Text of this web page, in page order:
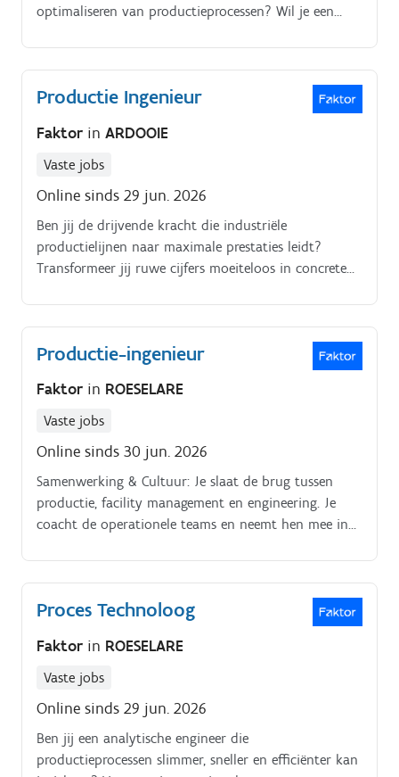
optimaliseren van productieprocessen? Wil je een
internationale industriële omgeving?
Productie Ingenieur
Faktor in ARDOOIE
Vaste jobs
Online sinds 29 jun. 2026
Ben jij de drijvende kracht die industriële
productielijnen naar maximale prestaties leidt?
Transformeer jij ruwe cijfers moeiteloos in concrete
Productie-ingenieur
Faktor in ROESELARE
Vaste jobs
Online sinds 30 jun. 2026
Samenwerking & Cultuur: Je slaat de brug tussen
productie, facility management en engineering. Je
coacht de operationele teams en neemt hen mee in
Proces Technoloog
Faktor in ROESELARE
Vaste jobs
Online sinds 29 jun. 2026
Ben jij een analytische engineer die
productieprocessen slimmer, sneller en efficiënter kan